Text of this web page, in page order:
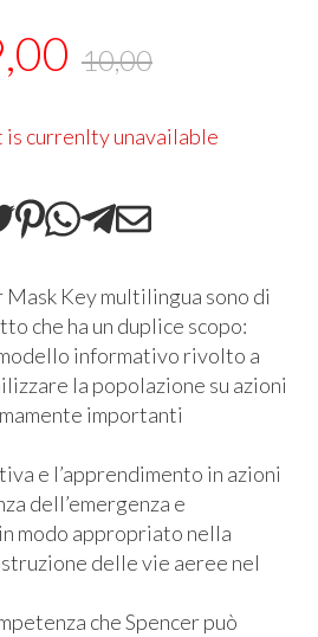
10,00
is currenlty unavailable
Mask Key multilingua sono di
che ha un duplice scopo:
informativo rivolto a
la popolazione su azioni
importanti
e l’apprendimento in azioni
dell’emergenza e
modo appropriato nella
delle vie aeree nel
che Spencer può